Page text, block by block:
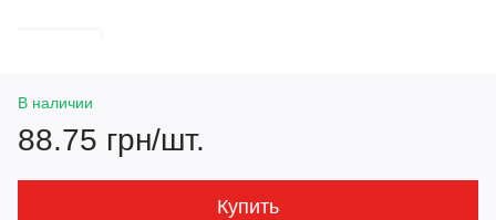
В наличии
88.75 грн/шт.
Купить